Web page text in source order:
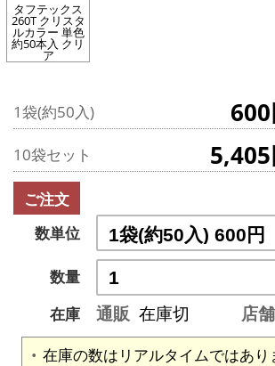
タフテックス
260T クリスタ
ルカラー 単色
約50本入 クリ
ア
1袋(約50入)
10袋セット
ご注文
数単位
数量
在庫
通販 在庫切 店舗
在庫の数はリアルタイムではあり